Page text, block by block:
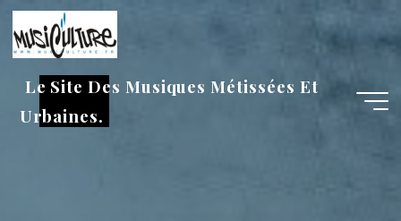
Aller
au
contenu
Le Site Des Musiques Métissées Et
Urbaines.